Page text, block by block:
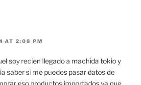
AT 2:08 PM
soy recien llegado a machida tokio y
saber si me puedes pasar datos de
eso productos importados ya que